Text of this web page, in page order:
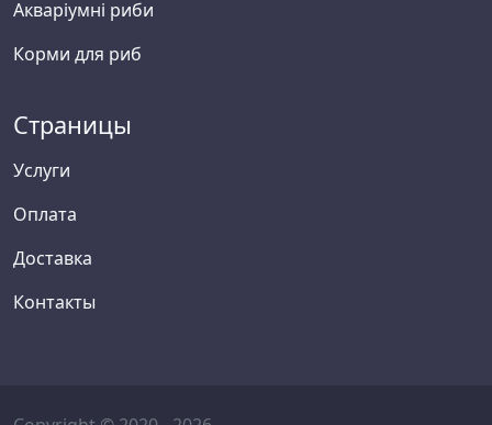
Акваріумні риби
Корми для риб
Страницы
Услуги
Оплата
Доставка
Контакты